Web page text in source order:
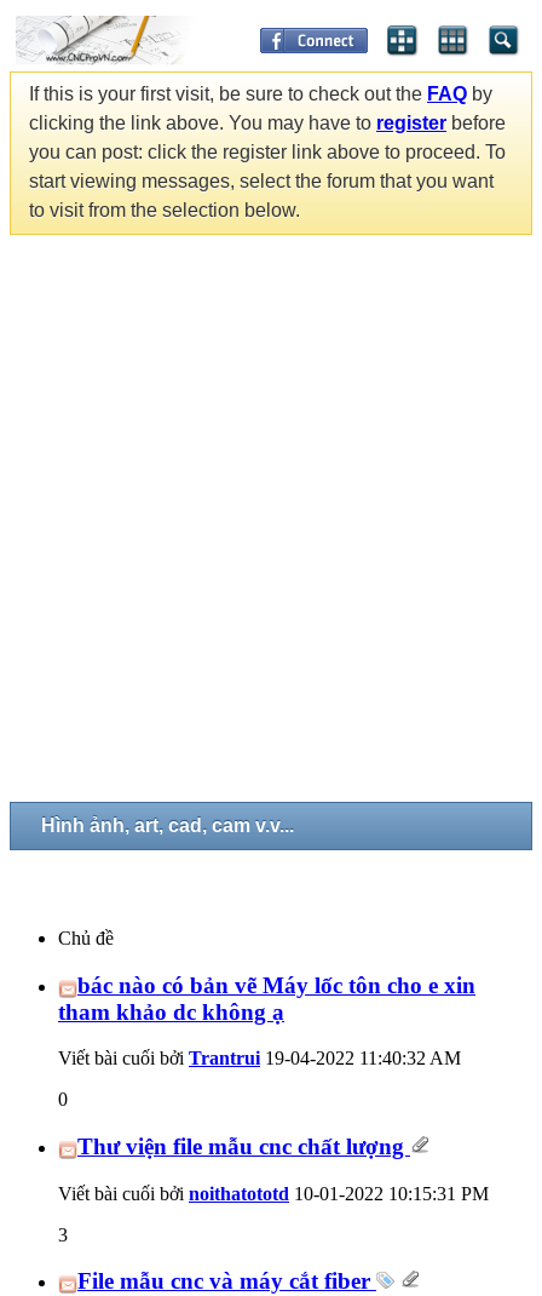
If this is your first visit, be sure to check out the FAQ by
clicking the link above. You may have to register before
you can post: click the register link above to proceed. To
start viewing messages, select the forum that you want
to visit from the selection below.
Hình ảnh, art, cad, cam v.v...
Chủ đề
bác nào có bản vẽ Máy lốc tôn cho e xin
tham khảo dc không ạ
Viết bài cuối bởi Trantrui 19-04-2022 11:40:32 AM
0
Thư viện file mẫu cnc chất lượng
Viết bài cuối bởi noithatototd 10-01-2022 10:15:31 PM
3
File mẫu cnc và máy cắt fiber